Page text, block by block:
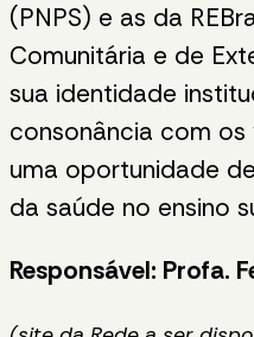
(PNPS) e as da
Comunitária e de
sua identidade
consonância com os
uma oportunidade
da saúde no ensino
Responsável: Profa.